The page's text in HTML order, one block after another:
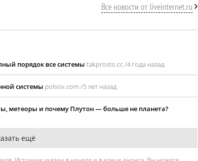
Все новости от liveinternet.ru
порядок все системы takprosto.cc /4 года назад
системы polsov.com /5 лет назад
метеоры и почему Плутон — больше не планета?
ещё